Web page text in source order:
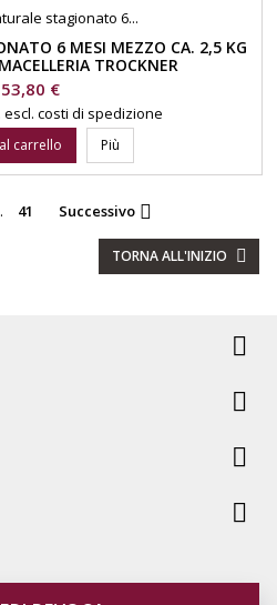
6 MESI MEZZO CA. 2,5 KG
TROCKNER
Prezzo
53,80 €
escl. costi di spedizione
carrello Più
41 Successivo 
TORNA ALL'INIZIO 



